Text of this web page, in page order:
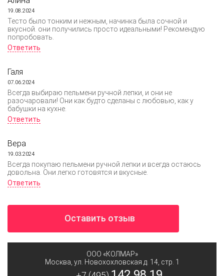
19.08.2024
Тесто было тонким и нежным, начинка была сочной и
вкусной. они получились просто идеальными! Рекомендую
попробовать.
Ответить
Галя
07.06.2024
Всегда выбираю пельмени ручной лепки, и они не
разочаровали! Они как будто сделаны с любовью, как у
бабушки на кухне.
Ответить
Вера
19.03.2024
Всегда покупаю пельмени ручной лепки и всегда остаюсь
довольна. Они легко готовятся и вкусные.
Ответить
Оставить отзыв
ООО «КОЛМАР»
Москва ул. Новохохловская д. 14, стр. 1